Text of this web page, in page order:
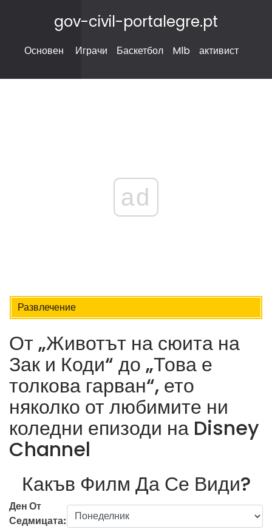
gov-civil-portalegre.pt
Основен Играчи Баскетбол Mlb активист
ad
Развлечение
От „Животът на сюита на
Зак и Коди“ до „Това е
толкова гарван“, ето
няколко от любимите ни
коледни епизоди на Disney
Channel
Какъв Филм Да Се Види?
Ден От
Седмицата: